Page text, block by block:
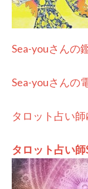
Sea-youさんの
Sea-youさんの
タロット占い
タロット占い